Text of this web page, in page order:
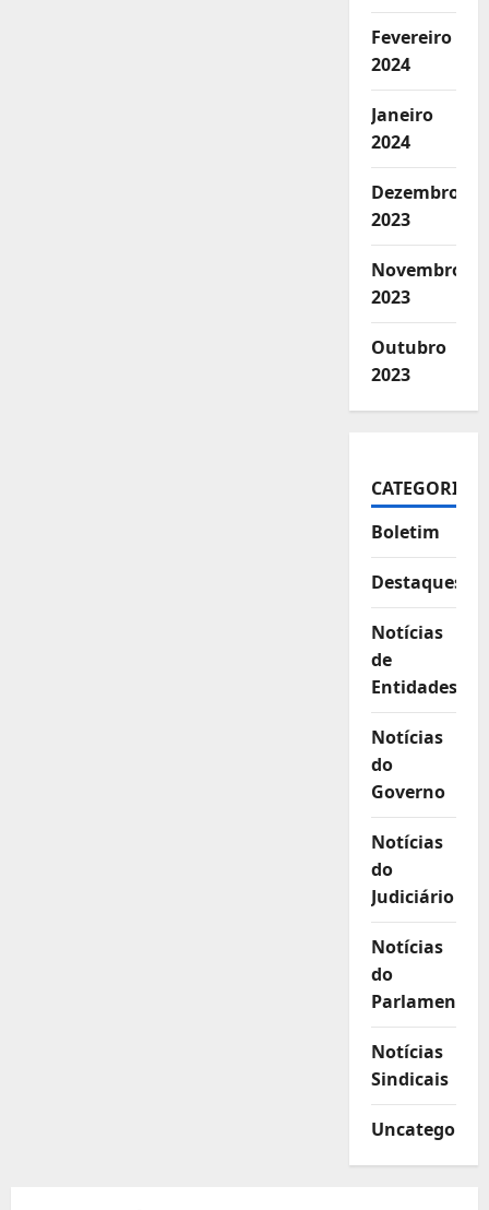
Fevereiro
2024
Janeiro
2024
Dezembro
2023
Novembro
2023
Outubro
2023
CATEGORIAS
Boletim
Destaques
Notícias
de
Entidades
Notícias
do
Governo
Notícias
do
Judiciário
Notícias
do
Parlamento
Notícias
Sindicais